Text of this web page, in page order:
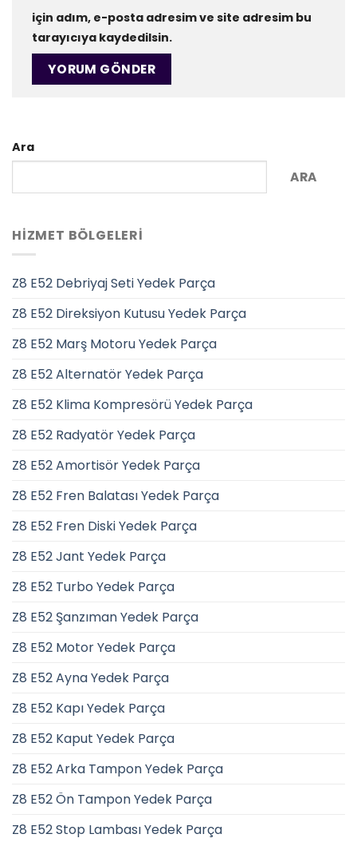
için adım, e-posta adresim ve site adresim bu
tarayıcıya kaydedilsin.
Ara
ARA
HIZMET BÖLGELERI
Z8 E52 Debriyaj Seti Yedek Parça
Z8 E52 Direksiyon Kutusu Yedek Parça
Z8 E52 Marş Motoru Yedek Parça
Z8 E52 Alternatör Yedek Parça
Z8 E52 Klima Kompresörü Yedek Parça
Z8 E52 Radyatör Yedek Parça
Z8 E52 Amortisör Yedek Parça
Z8 E52 Fren Balatası Yedek Parça
Z8 E52 Fren Diski Yedek Parça
Z8 E52 Jant Yedek Parça
Z8 E52 Turbo Yedek Parça
Z8 E52 Şanzıman Yedek Parça
Z8 E52 Motor Yedek Parça
Z8 E52 Ayna Yedek Parça
Z8 E52 Kapı Yedek Parça
Z8 E52 Kaput Yedek Parça
Z8 E52 Arka Tampon Yedek Parça
Z8 E52 Ön Tampon Yedek Parça
Z8 E52 Stop Lambası Yedek Parça